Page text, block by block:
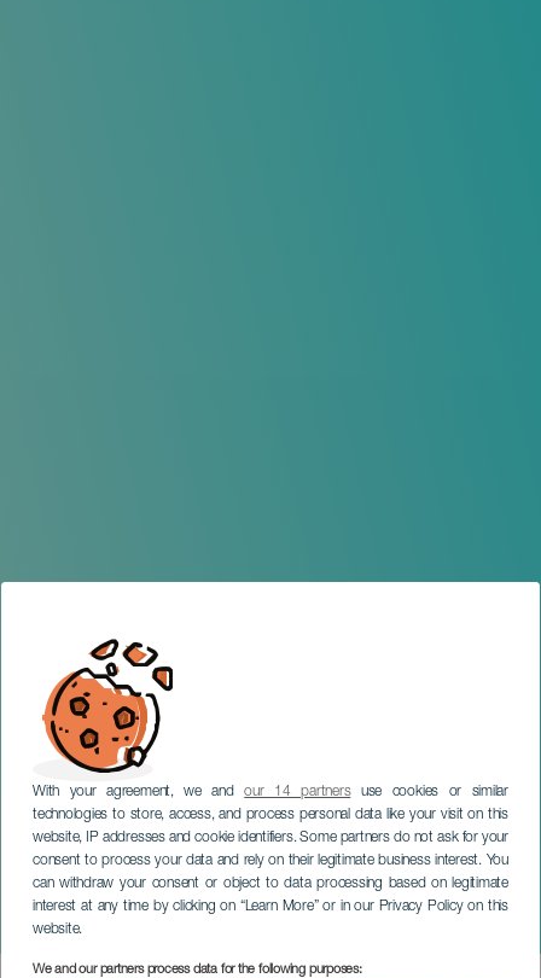
With your agreement, we andour 14 partnersuse cookies or similar
technologies to store, access, and process personal data like your visit on this
website, IP addresses and cookie identifiers. Some partners do not ask for your
consent to process your data and rely on their legitimate business interest. You
can withdraw your consent or object to data processing based on legitimate
interest at any time by clicking on “Learn More” or in our Privacy Policy on this
website.
We and our partners process data for the following purposes:
Juhlat Nuestra Señora del
Carmenin kunniaksi
LANZAROTE